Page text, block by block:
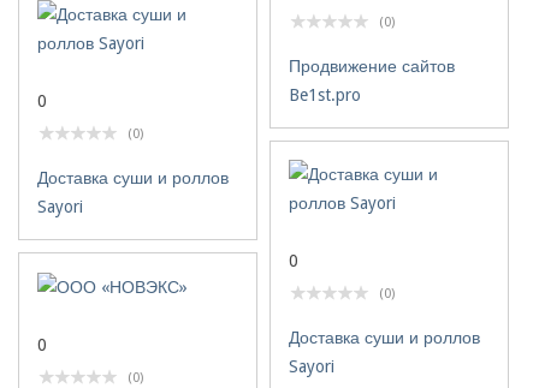
(0)
Продвижение сайтов
Be1st.pro
0
(0)
Доставка суши и роллов
Sayori
0
(0)
Доставка суши и роллов
Sayori
0
(0)